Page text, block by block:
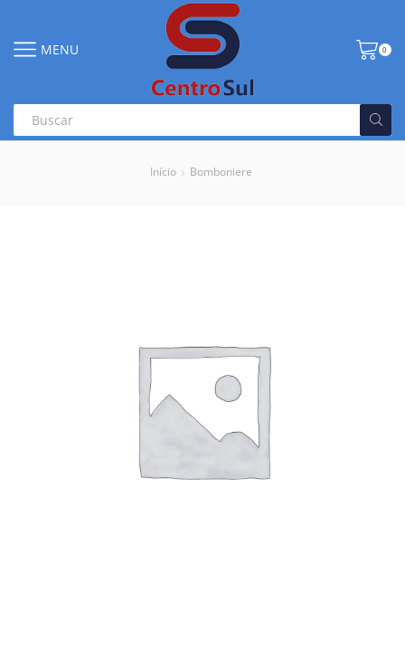
MENU 0
Início Bomboniere